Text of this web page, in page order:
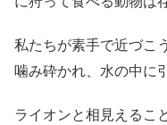
私たちが素手で近づこ
噛み砕かれ、水の中に
ライオンと相見えるこ